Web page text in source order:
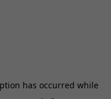
has occurred while